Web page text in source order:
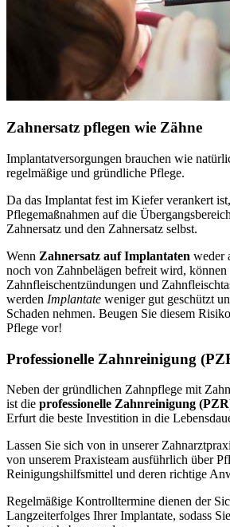
Zahnersatz pflegen wie Zähne
Implantatversorgungen brauchen wie
regelmäßige und gründliche Pflege.
Da das Implantat fest im Kiefer verankert
Pflegemaßnahmen auf die
Zahnersatz und den Zahnersatz selbst.
Wenn Zahnersatz auf Implantaten weder
noch von Zahnbelägen befreit wird, können
Zahnfleischentzündungen und
werden Implantate weniger gut geschützt
Schaden nehmen. Beugen Sie diesem
Pflege vor!
Professionelle Zahnreinigung
Neben der gründlichen Zahnpflege mit
ist die professionelle Zahnreinigung
Erfurt die beste Investition in die
Lassen Sie sich von in unserer
von unserem Praxisteam ausführlich über
Reinigungshilfsmittel und deren richtige
Regelmäßige Kontrolltermine dienen der
Langzeiterfolges Ihrer Implantate, sodass